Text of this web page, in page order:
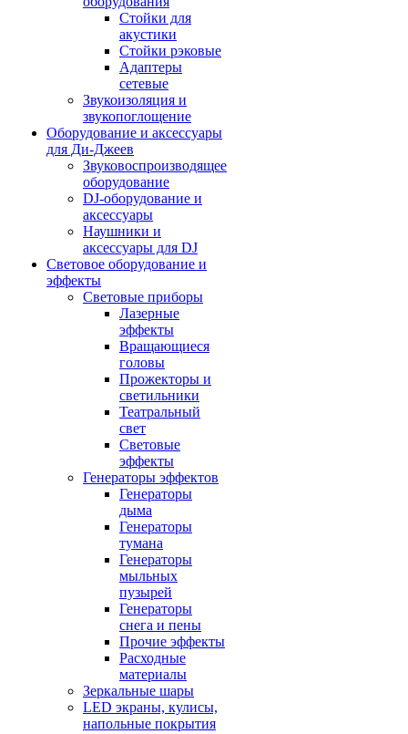
Стойки для
акустики
Стойки рэковые
Адаптеры
сетевые
Звукоизоляция и
звукопоглощение
Оборудование и аксессуары
для Ди-Джеев
Звуковоспроизводящее
оборудование
DJ-оборудование и
аксессуары
Наушники и
аксессуары для DJ
Световое оборудование и
эффекты
Световые приборы
Лазерные
эффекты
Вращающиеся
головы
Прожекторы и
светильники
Театральный
свет
Световые
эффекты
Генераторы эффектов
Генераторы
дыма
Генераторы
тумана
Генераторы
мыльных
пузырей
Генераторы
снега и пены
Прочие эффекты
Расходные
материалы
Зеркальные шары
LED экраны, кулисы,
напольные покрытия